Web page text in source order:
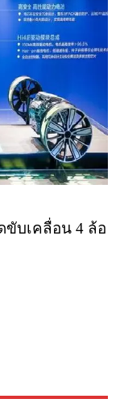
ขับเคลื่อน 4 ล้อ